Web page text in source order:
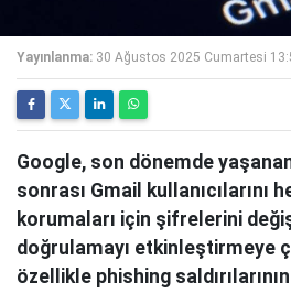
Yayınlanma: 30 Ağustos 2025 Cumartesi
Google, son dönemde
sonrası Gmail kullanıcılarını
korumaları için şifrelerini
doğrulamayı etkinleştirmeye
özellikle phishing